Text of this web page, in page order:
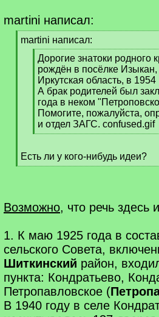
martini написал:
[martini написал:
[
q
]
Дорогие знатоки родного
рождён в посёлке
Иркутская область, в 1954
А брак родителей был
года в неком
Помогите, пожалуйста,
и отдел ЗАГС. confused.gif
[
q
]
Есть ли у кого-нибудь идеи?
[
Возможно, что речь
1. К маю 1925 года в
сельского Совета,
Шиткинский район,
пункта: Кондратьево,
Петропавловское (
В 1940 году в селе